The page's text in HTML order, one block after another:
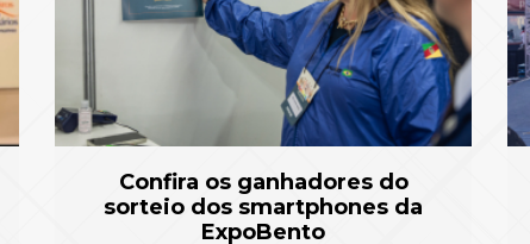
Confira os ganhadores do
sorteio dos smartphones da
ExpoBento